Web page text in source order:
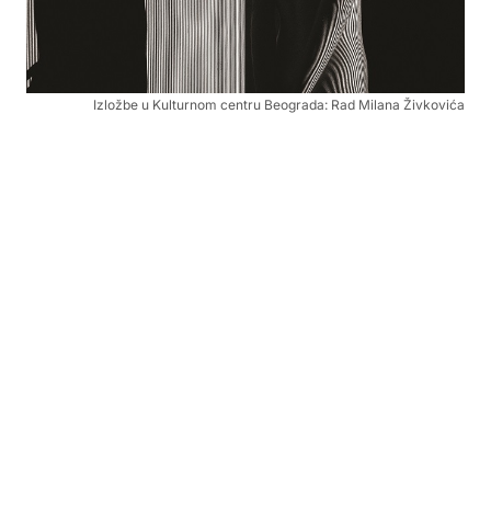
Izložbe u Kulturnom centru Beograda: Rad Milana Živkovića